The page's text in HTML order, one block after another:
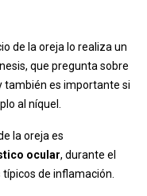
de la oreja lo realiza un
que pregunta sobre
también es importante si
al níquel.
la oreja es
ocular, durante el
de inflamación.